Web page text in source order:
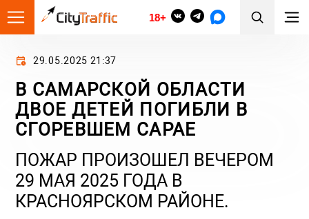
18+
29.05.2025 21:37
В САМАРСКОЙ ОБЛАСТИ
ДВОЕ ДЕТЕЙ ПОГИБЛИ В
СГОРЕВШЕМ САРАЕ
ПОЖАР ПРОИЗОШЕЛ ВЕЧЕРОМ
29 МАЯ 2025 ГОДА В
КРАСНОЯРСКОМ РАЙОНЕ.